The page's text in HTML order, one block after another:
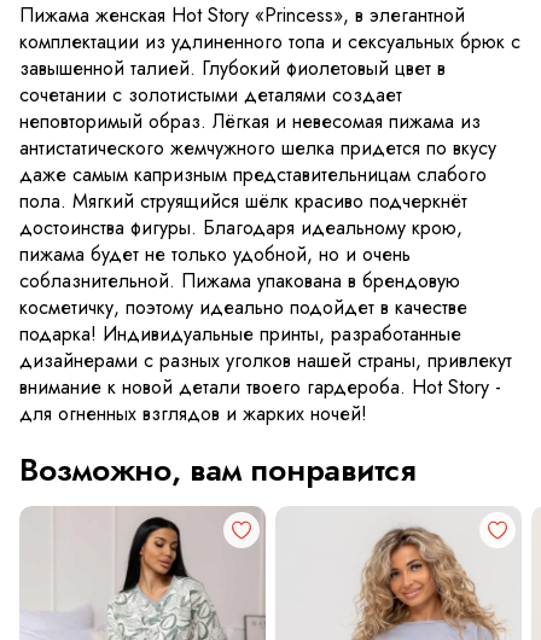
Пижама женская Hot Story «Princess», в элегантной
комплектации из удлиненного топа и сексуальных брюк с
завышенной талией. Глубокий фиолетовый цвет в
сочетании с золотистыми деталями создает
неповторимый образ. Лёгкая и невесомая пижама из
антистатического жемчужного шелка придется по вкусу
даже самым капризным представительницам слабого
пола. Мягкий струящийся шёлк красиво подчеркнёт
достоинства фигуры. Благодаря идеальному крою,
пижама будет не только удобной, но и очень
соблазнительной. Пижама упакована в брендовую
косметичку, поэтому идеально подойдет в качестве
подарка! Индивидуальные принты, разработанные
дизайнерами с разных уголков нашей страны, привлекут
внимание к новой детали твоего гардероба. Hot Story -
для огненных взглядов и жарких ночей!
Возможно, вам понравится